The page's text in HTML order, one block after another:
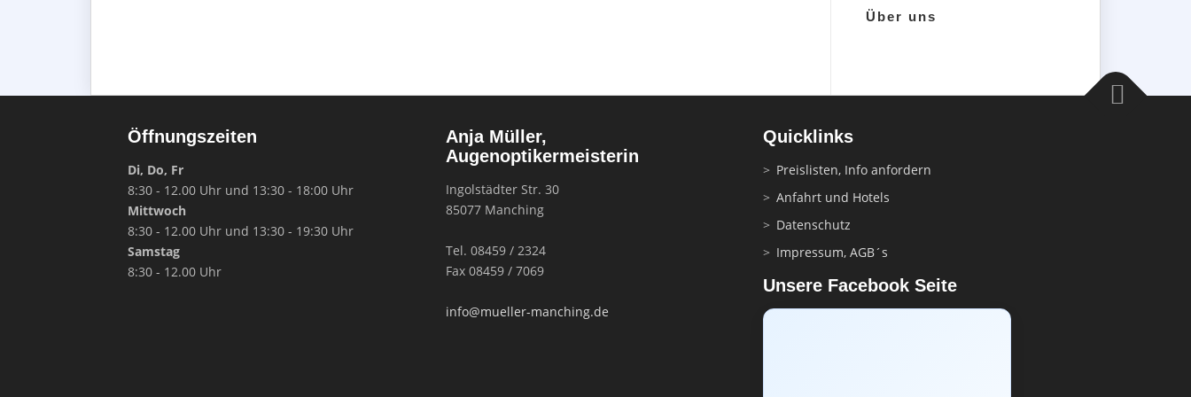
Über uns
Öffnungszeiten
Di, Do, Fr
8:30 - 12.00 Uhr und 13:30 - 18:00 Uhr
Mittwoch
8:30 - 12.00 Uhr und 13:30 - 19:30 Uhr
Samstag
8:30 - 12.00 Uhr
Anja Müller,
Augenoptikermeisterin
Ingolstädter Str. 30
85077 Manching
Tel. 08459 / 2324
Fax 08459 / 7069
info@mueller-manching.de
Quicklinks
Preislisten, Info anfordern
Anfahrt und Hotels
Datenschutz
Impressum, AGB´s
Unsere Facebook Seite